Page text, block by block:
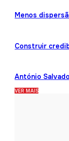
Menos
Construir
António
VER MAIS